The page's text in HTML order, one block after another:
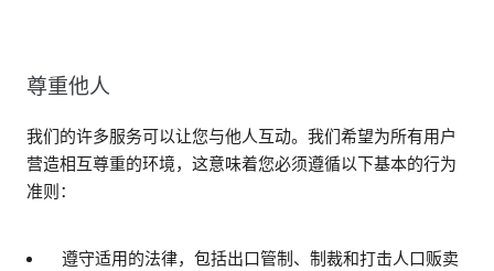
尊重他人
我们的许多服务可以让您与他人互动。我们希望为所有用户
营造相互尊重的环境，这意味着您必须遵循以下基本的行为
准则：
遵守适用的法律，包括出口管制、制裁和打击人口贩卖